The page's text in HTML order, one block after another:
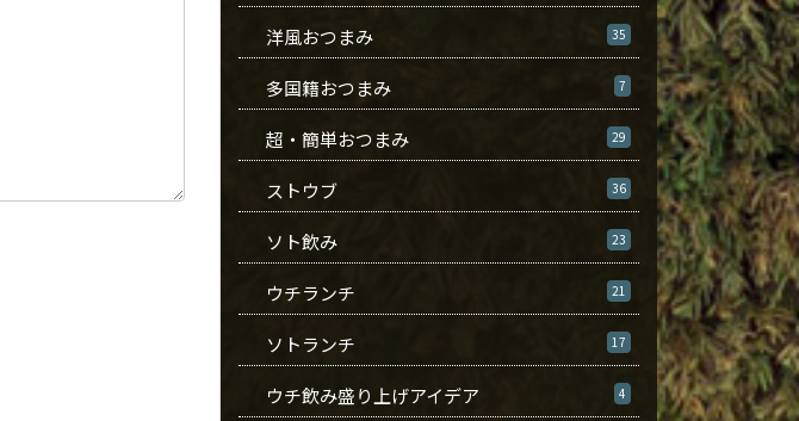
洋風おつまみ 35
多国籍おつまみ 7
超・簡単おつまみ 29
ストウブ 36
ソト飲み 23
ウチランチ 21
ソトランチ 17
ウチ飲み盛り上げアイデア 4